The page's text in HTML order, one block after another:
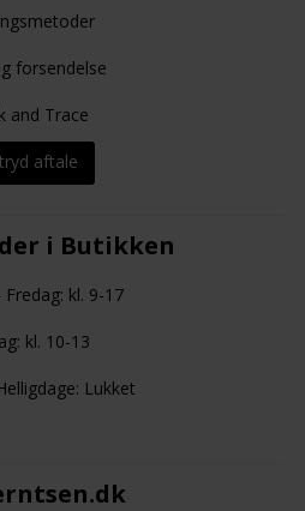
i Butikken
Fredag: kl. 9-17
kl. 10-13
Lukket
forsendelse
and Trace
aftale